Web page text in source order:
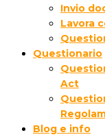
Invio
Lavora
Questionario
Act
Blog e info